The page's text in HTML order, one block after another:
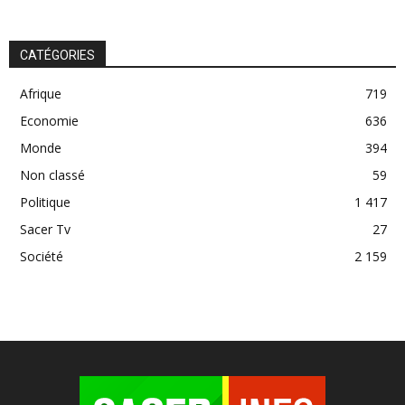
CATÉGORIES
Afrique
719
Economie
636
Monde
394
Non classé
59
Politique
1 417
Sacer Tv
27
Société
2 159